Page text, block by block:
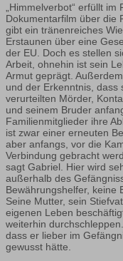
„Himmelverbot“ erfüllt
Dokumentarfilm über die
gibt ein tränenreiches
Erstaunen über eine
der EU. Doch es stellen
Arbeit, ohnehin ist sein
Armut geprägt.
und der Erkenntnis, dass
verurteilten Mörder,
und seinem Bruder
Familienmitglieder ihre
ist zwar einer erneuten
aber anfangs, vor die
Verbindung gebracht
sagt Gabriel. Hier wird
außerhalb des
Bewährungshelfer, keine
Seine Mutter, sein
eigenen Leben
weiterhin
dass er lieber im
gewusst hätte.